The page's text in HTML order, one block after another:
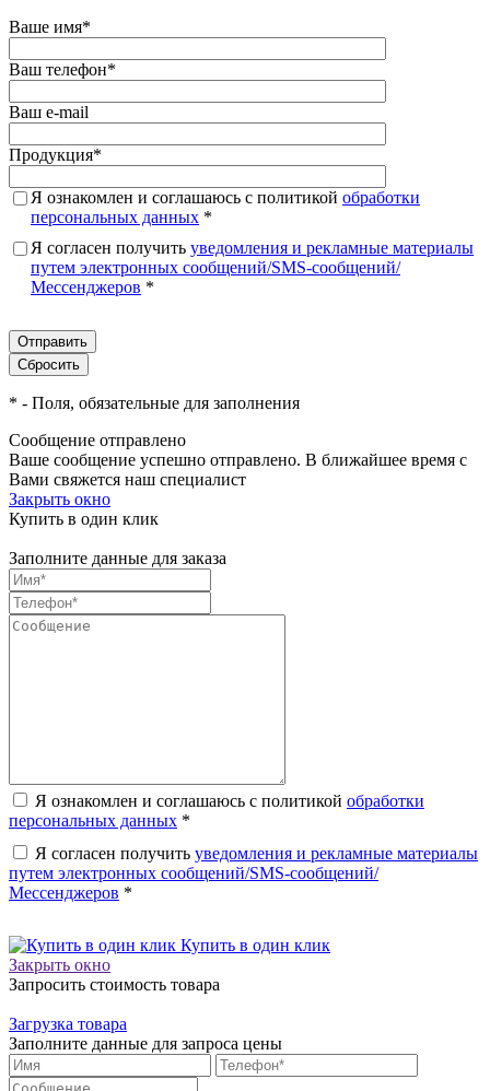
Ваше имя*
Ваш телефон*
Ваш e-mail
Продукция*
Я ознакомлен и соглашаюсь с политикой обработки
персональных данных *
Я согласен получить уведомления и рекламные материалы
путем электронных сообщений/SMS-сообщений/
Мессенджеров *
* - Поля, обязательные для заполнения
Сообщение отправлено
Ваше сообщение успешно отправлено. В ближайшее время с
Вами свяжется наш специалист
Закрыть окно
Купить в один клик
Заполните данные для заказа
Я ознакомлен и соглашаюсь с политикой обработки
персональных данных *
Я согласен получить уведомления и рекламные материалы
путем электронных сообщений/SMS-сообщений/
Мессенджеров *
Купить в один клик
Закрыть окно
Запросить стоимость товара
Загрузка товара
Заполните данные для запроса цены